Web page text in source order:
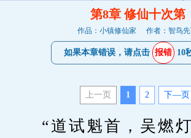
第8章 修仙十次第
作品：小镇修仙家 作者：智鸟
如果本章错误，请点击 报错 10
上一页 1 2 下—页
“道试魁首，吴燃灯